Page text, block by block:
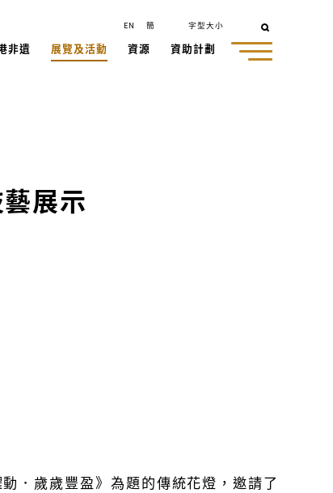
非遺 展覽及活動 資源 資助計劃
EN 簡 字型大小
展示
．歲歲豐盈》為題的傳統花燈，邀請了